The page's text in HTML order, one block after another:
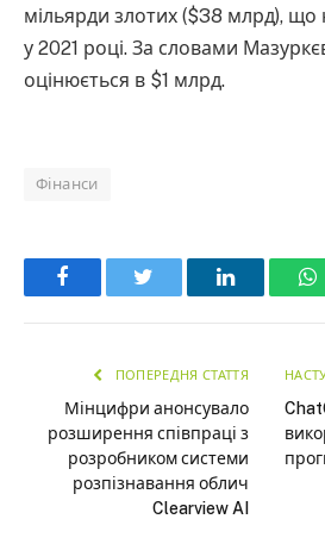
мільярди злотих ($38 млрд), що
у 2021 році. За словами
оцінюється в $1 млрд.
Фінанси
Facebook LinkedIn
ПОПЕРЕДНЯ СТАТТЯ
Мінцифри анонсувало
розширення співпраці з
розробником системи
розпізнавання облич
Clearview AI